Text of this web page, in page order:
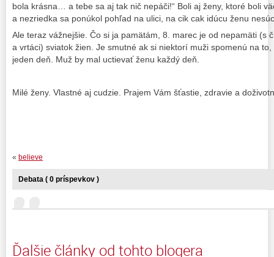
bola krásna… a tebe sa aj tak nič nepáči!“ Boli aj ženy, ktoré boli
a nezriedka sa ponúkol pohľad na ulici, na cik cak idúcu ženu
Ale teraz vážnejšie. Čo si ja pamätám, 8. marec je od nepamäti (s
a vrtáci) sviatok žien. Je smutné ak si niektorí muži spomenú na
jeden deň. Muž by mal uctievať ženu každý deň.
Milé ženy. Vlastné aj cudzie. Prajem Vám šťastie, zdravie a
« believe
Debata ( 0 príspevkov )
Ďalšie články od tohto blogera